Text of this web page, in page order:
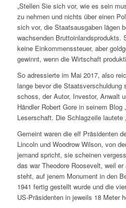
„Stellen Sie sich vor, wie es sein
zu nehmen und nichts über einen
sich vor, die Staatsausgaben lägen
wachsenden Bruttoinlandsprodukts.
keine Einkommenssteuer, aber
gewinnt, wenn die Wirtschaft
So adressierte im Mai 2017, also
lange bevor die Staatsverschuldung
schoss, der Autor, Investor, Anwalt
Händler Robert Gore in seinem Blog
Leserschaft. Die Schlagzeile lautete
Gemeint waren die elf Präsidenten
Lincoln und Woodrow Wilson, von
jemand spricht, sie scheinen
das war Theodore Roosevelt, weil
steht, auf jenem Monument in den
1941 fertig gestellt wurde und die
US-Präsidenten in jeweils 18 Meter